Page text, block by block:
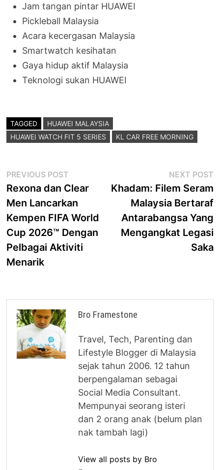
Jam tangan pintar HUAWEI
Pickleball Malaysia
Acara kecergasan Malaysia
Smartwatch kesihatan
Gaya hidup aktif Malaysia
Teknologi sukan HUAWEI
TAGGED
HUAWEI MALAYSIA
HUAWEI WATCH FIT 5 SERIES
KL CAR FREE MORNING
Post
navigation
PREVIOUS POST
post:
Rexona dan Clear
Men Lancarkan
Kempen FIFA World
Cup 2026™ Dengan
Pelbagai Aktiviti
Menarik
NEXT POST
Khadam: Filem Seram
Malaysia Bertaraf
Antarabangsa Yang
Mengangkat Legasi
Saka
Bro Framestone
Travel, Tech, Parenting dan
Lifestyle Blogger di Malaysia
sejak tahun 2006. 12 tahun
berpengalaman sebagai
Social Media Consultant.
Mempunyai seorang isteri
dan 2 orang anak (belum plan
nak tambah lagi)
View all posts by Bro